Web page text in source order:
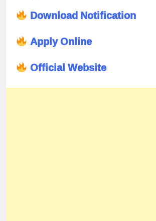
Download Notification
Apply Online
Official Website